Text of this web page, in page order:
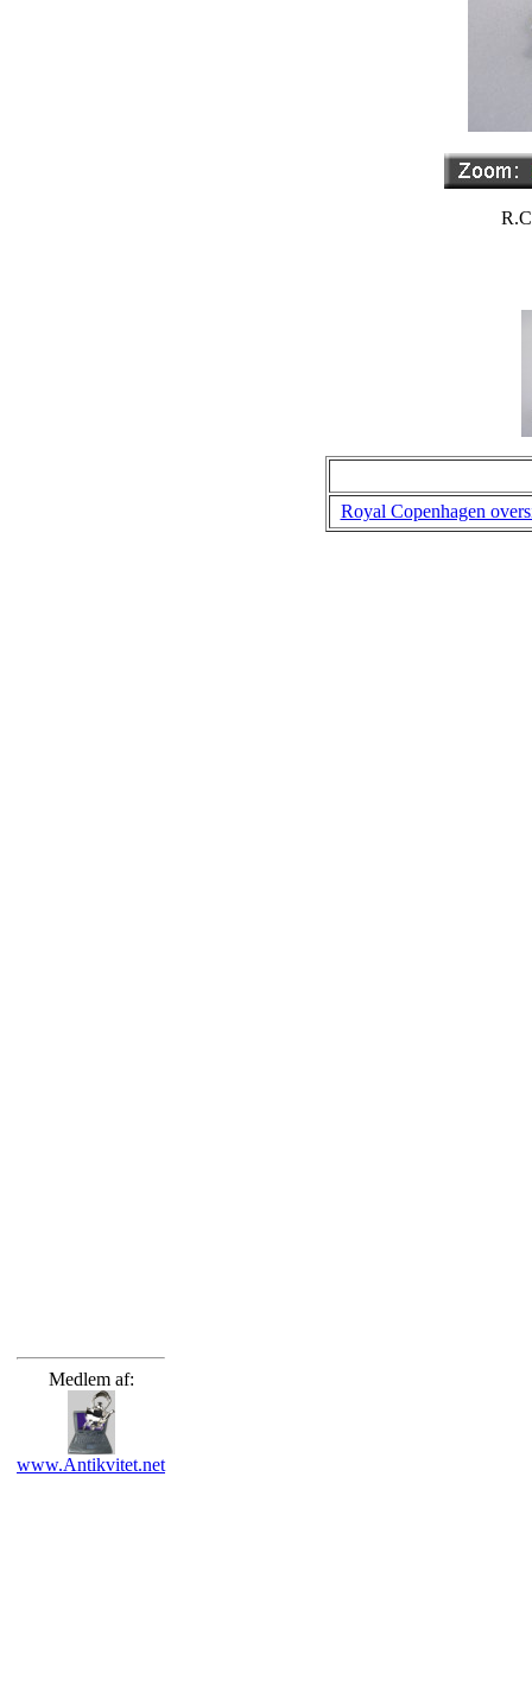
Medlem af:
www.Antikvitet.net
Royal Copenhagen